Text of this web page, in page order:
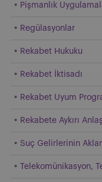
Pişmanlık
Regülasyonlar
Rekabet Hukuku
Rekabet İktisadı
Rekabet Uyum
Rekabete Aykırı
Suç Gelirlerinin
Telekomünikasyon,